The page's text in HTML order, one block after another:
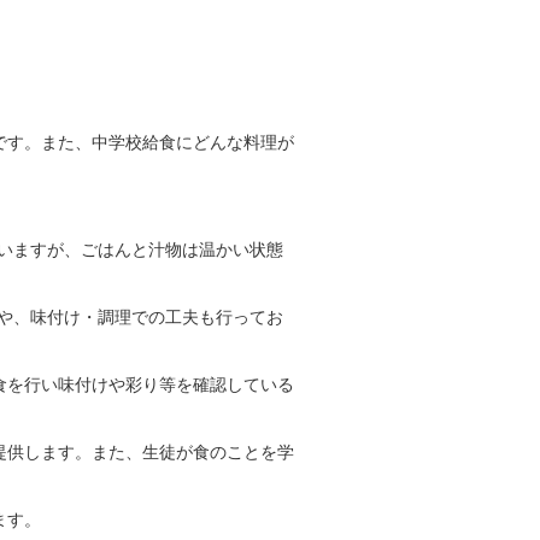
。また、中学校給食にどんな料理が
すが、ごはんと汁物は温かい状態
味付け・調理での工夫も行ってお
行い味付けや彩り等を確認している
します。また、生徒が食のことを学
。